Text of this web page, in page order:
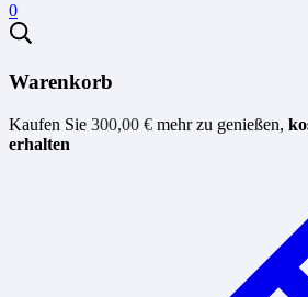
0
Warenkorb
Kaufen Sie 300,00 € mehr zu genießen,
erhalten